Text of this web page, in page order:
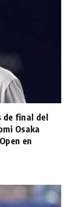
de final del
Osaka
en